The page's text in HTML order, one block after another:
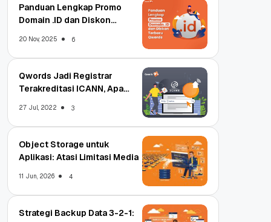
Panduan Lengkap Promo
Domain .ID dan Diskon
20 Nov, 2025 6
Qwords Jadi Registrar
Terakreditasi ICANN, Apa
27 Jul, 2022 3
Object Storage untuk
Aplikasi: Atasi Limitasi Media
11 Jun, 2026 4
Strategi Backup Data 3-2-1: